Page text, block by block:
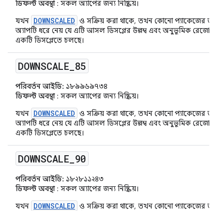
ডিফল্ট অবস্থা: সকল অ্যাপের জন্য নিষ্ক্রিয়।
যখন DOWNSCALED ও সক্রিয় করা থাকে, তখন কোনো প্যাকেজের
অ্যাপটি ধরে নেয় যে এটি আসল ডিসপ্লের উল্লম্ব এবং অনুভূমিক
একটি ডিসপ্লেতে চলছে।
DOWNSCALE 85
পরিবর্তন আইডি: ১৮৯৯৬৯৭৩৪
ডিফল্ট অবস্থা: সকল অ্যাপের জন্য নিষ্ক্রিয়।
যখন DOWNSCALED ও সক্রিয় করা থাকে, তখন কোনো প্যাকেজের
অ্যাপটি ধরে নেয় যে এটি আসল ডিসপ্লের উল্লম্ব এবং অনুভূমিক
একটি ডিসপ্লেতে চলছে।
DOWNSCALE 90
পরিবর্তন আইডি: ১৮২৮১১২৪৩
ডিফল্ট অবস্থা: সকল অ্যাপের জন্য নিষ্ক্রিয়।
যখন DOWNSCALED ও সক্রিয় করা থাকে, তখন কোনো প্যাকেজের